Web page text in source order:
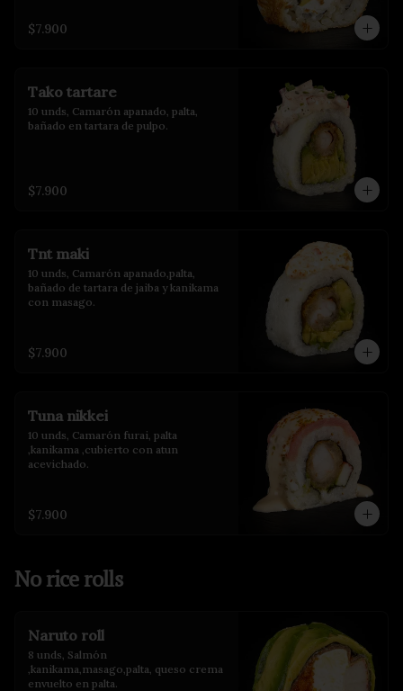
$7.900
Tako tartare
10 unds, Camarón apanado, palta,
bañado en tartara de pulpo.
$7.900
Tnt maki
10 unds, Camarón apanado,palta,
bañado de tartara de jaiba y kanikama
con masago.
$7.900
Tuna nikkei
10 unds, Camarón furai, palta
,kanikama ,cubierto con atun
acevichado.
$7.900
No rice rolls
Naruto roll
8 unds, Salmón
,kanikama,masago,palta, queso crema
envuelto en palta.